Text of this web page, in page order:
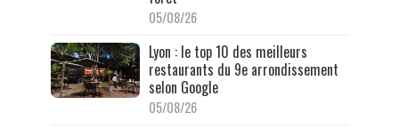
05/08/26
Lyon : le top 10 des meilleurs
restaurants du 9e arrondissement
selon Google
05/08/26